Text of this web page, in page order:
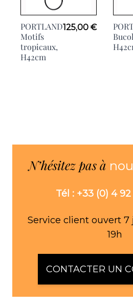
PORTLAND
Motifs
tropicaux,
H42cm
125,00 €
N’hésitez pas à
Tél : +33 (0) 4
Service client ouvert 7
19h
CONTACTER UN